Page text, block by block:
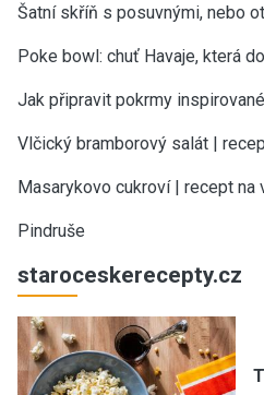
Šatní skříň s posuvnými, nebo
Poke bowl: chuť Havaje, která
Jak připravit pokrmy
Vlčický bramborový salát |
Masarykovo cukroví | recept na
Pindruše
staroceskerecepty.cz